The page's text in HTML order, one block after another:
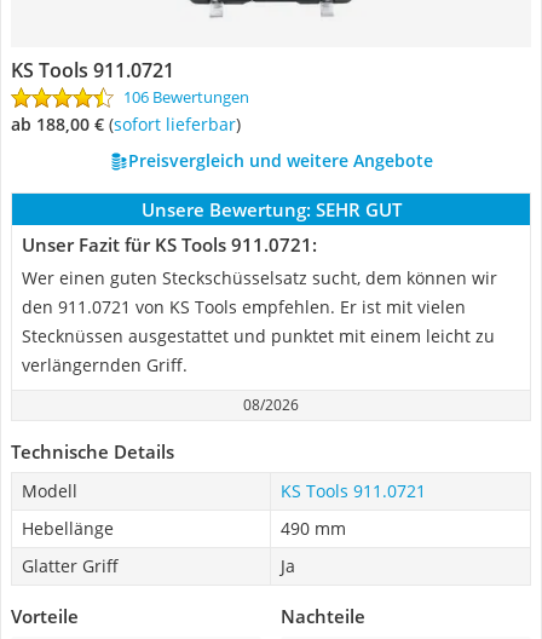
KS Tools 911.0721
106 Bewertungen
ab 188,00 € ( Sofort lieferbar)
Preisvergleich und weitere Angebote
Unsere Bewertung: SEHR GUT
Unser Fazit für KS Tools 911.0721:
Wer einen guten Steckschüsselsatz sucht, dem können wir
den 911.0721 von KS Tools empfehlen. Er ist mit vielen
Stecknüssen ausgestattet und punktet mit einem leicht zu
verlängernden Griff.
08/2026
Technische Details
Modell
KS Tools 911.0721
Hebellänge
490 mm
Glatter Griff
Ja
Vorteile Nachteile